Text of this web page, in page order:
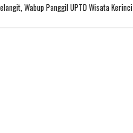
Wabup Panggil UPTD Wisata Kerinci